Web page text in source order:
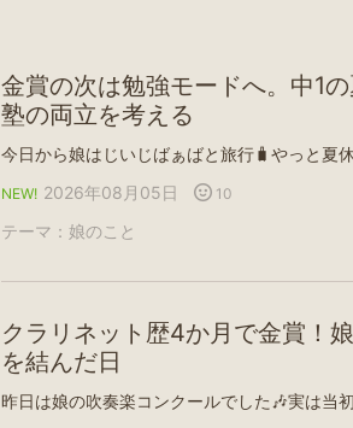
金賞の次は勉強モードへ。中1
塾の両立を考える
NEW! 2026年08月05日 10
テーマ： 娘のこと
クラリネット歴4か月で金賞！
を結んだ日